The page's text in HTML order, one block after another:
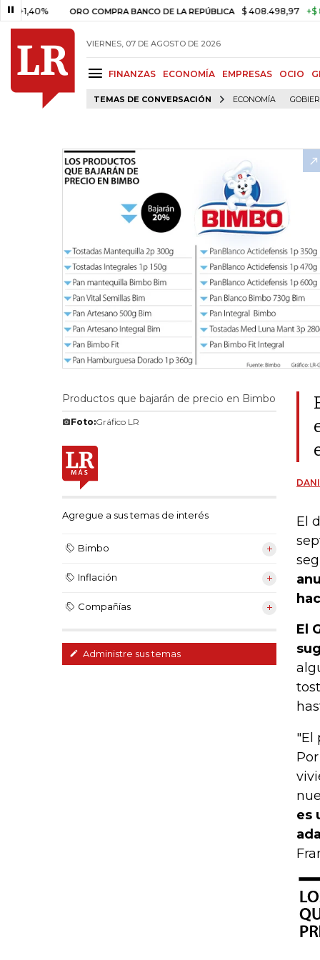
ORO COMPRA BANCO DE LA REPÚBLICA $ 408.498,97 +$ 8.753,81
VIERNES, 07 DE AGOSTO DE 2026
FINANZAS ECONOMÍA EMPRESAS OCIO
TEMAS DE CONVERSACIÓN ECONOMÍA
Productos que bajarán de precio en Bimbo
Foto:Gráfico LR
Agregue a sus temas de interés
Bimbo
Inflación
Compañías
Administre sus temas
El
El
"El
es